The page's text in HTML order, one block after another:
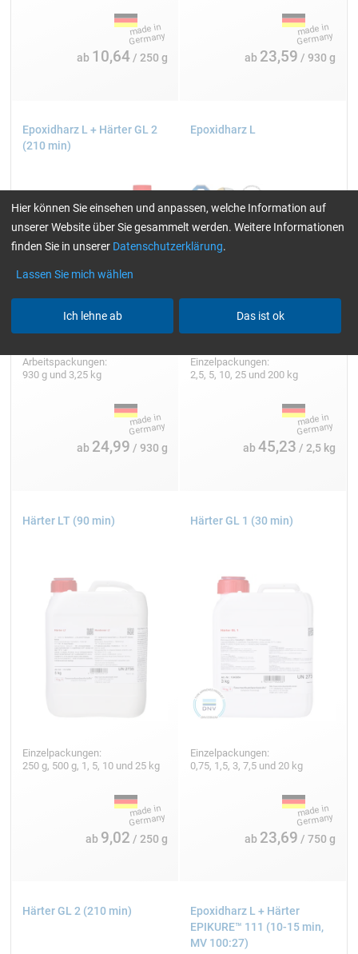
ab 10,64/ 250 g ab 23,59 / 930 g
Epoxidharz L + Härter GL 2
(210 min)
Arbeitspackungen:
930 g und 3,25 kg
ab 24,99 / 930 g
Epoxidharz L
Einzelpackungen:
2,5, 5, 10, 25 und 200 kg
ab45,23 / 2,5 kg
Härter LT (90 min)
Einzelpackungen:
250 g, 500 g, 1, 5, 10 und 25 kg
ab 9,02 / 250 g
Härter GL 1 (30 min)
Einzelpackungen:
0,75, 1,5, 3, 7,5 und 20 kg
ab 23,69 / 750 g
Härter GL 2 (210 min)
Epoxidharz L + Härter
EPIKURE™ 111 (10-15 min,
MV 100:27)
Hier können Sie einsehen und anpassen, welche Information auf
unserer Website über Sie gesammelt werden. Weitere Informationen
finden Sie in unserer Datenschutzerklärung.
Lassen Sie mich wählen
Ich lehne ab Das ist ok